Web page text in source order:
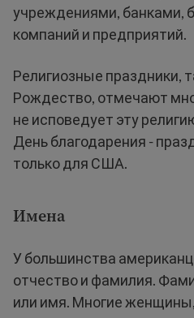
учреждениями, банками,
компаний и предприятий.
Религиозные праздники,
Рождество, отмечают
не исповедует эту
День благодарения -
только для США.
Имена
У большинства
отчество и фамилия.
или имя. Многие